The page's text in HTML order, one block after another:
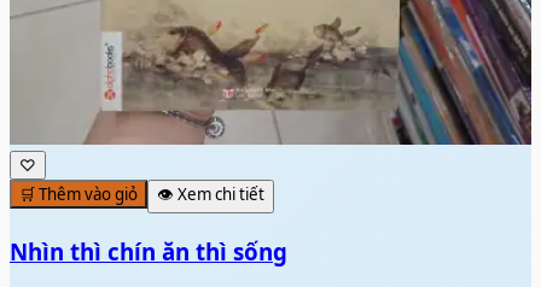
♡
🛒 Thêm vào giỏ
👁️ Xem chi tiết
Nhìn thì chín ăn thì sống